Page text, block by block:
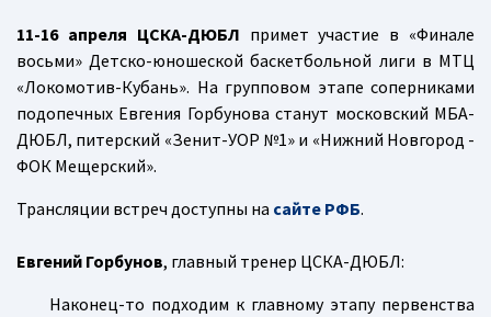
11-16 апреля ЦСКА-ДЮБЛ примет участие в «Финале
восьми» Детско-юношеской баскетбольной лиги в МТЦ
«Локомотив-Кубань». На групповом этапе соперниками
подопечных Евгения Горбунова станут московский МБА-
ДЮБЛ, питерский «Зенит-УОР №1» и «Нижний Новгород -
ФОК Мещерский».
Трансляции встреч доступны на сайте РФБ.
Евгений Горбунов, главный тренер ЦСКА-ДЮБЛ:
Наконец-то подходим к главному этапу первенства